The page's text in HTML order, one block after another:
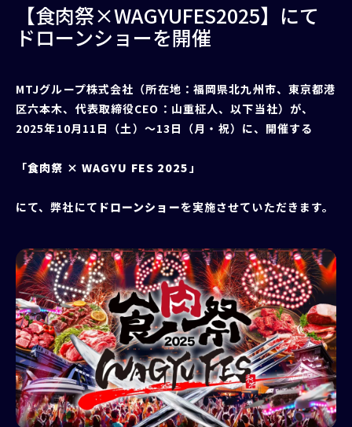
【食肉祭×WAGYUFES2025】にて
ドローンショーを開催
MTJグループ株式会社（所在地：福岡県北九州市、東京都港
区六本⽊、代表取締役CEO：⼭重柾⼈、以下当社）が、
2025年10月11日（土）～13日（月・祝）に、開催する
「食肉祭 × WAGYU FES 2025」
にて、弊社にて ドローンショーを実施させていただきます。